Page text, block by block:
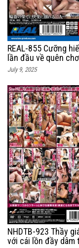
REAL-855 Cưỡng
lần đầu về quên
July 9, 2025
NHDTB-923 Thầy
với cái lồn đầy dâm